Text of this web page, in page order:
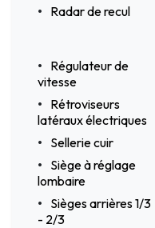
Radar de recul
Régulateur de
vitesse
Rétroviseurs
latéraux électriques
Sellerie cuir
Siège à réglage
lombaire
Sièges arrières 1/3
- 2/3